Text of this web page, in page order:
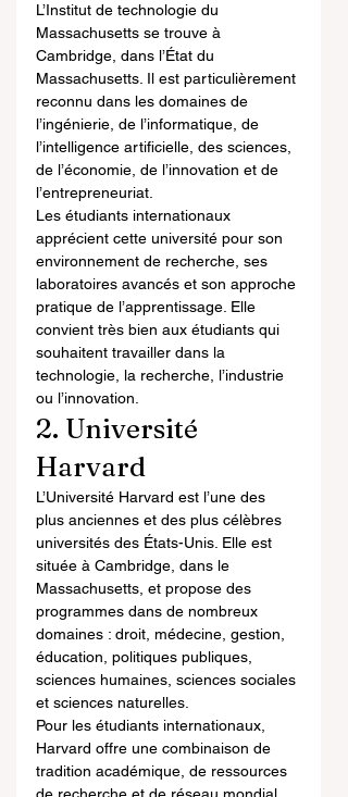
L’Institut de technologie du
Massachusetts se trouve à
Cambridge, dans l’État du
Massachusetts. Il est particulièrement
reconnu dans les domaines de
l’ingénierie, de l’informatique, de
l’intelligence artificielle, des sciences,
de l’économie, de l’innovation et de
l’entrepreneuriat.
Les étudiants internationaux
apprécient cette université pour son
environnement de recherche, ses
laboratoires avancés et son approche
pratique de l’apprentissage. Elle
convient très bien aux étudiants qui
souhaitent travailler dans la
technologie, la recherche, l’industrie
ou l’innovation.
2. Université
Harvard
L’Université Harvard est l’une des
plus anciennes et des plus célèbres
universités des États-Unis. Elle est
située à Cambridge, dans le
Massachusetts, et propose des
programmes dans de nombreux
domaines : droit, médecine, gestion,
éducation, politiques publiques,
sciences humaines, sciences sociales
et sciences naturelles.
Pour les étudiants internationaux,
Harvard offre une combinaison de
tradition académique, de ressources